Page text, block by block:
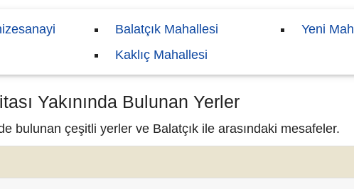
Balatçık Mahallesi
Kaklıç Mahallesi
Yeni
Yakınında Bulunan Yerler
bulunan çeşitli yerler ve Balatçık ile arasındaki mesafeler.